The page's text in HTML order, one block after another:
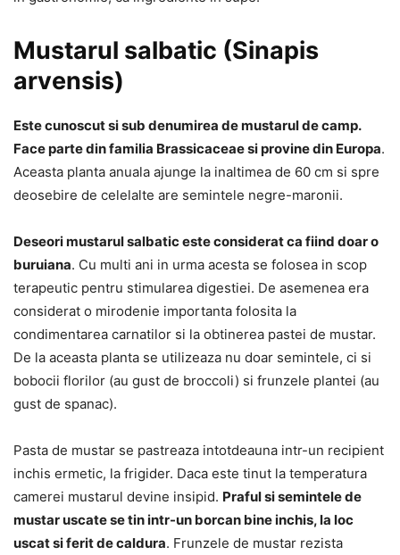
Mustarul salbatic (Sinapis
arvensis)
Este cunoscut si sub denumirea de mustarul de camp.
Face parte din familia Brassicaceae si provine din Europa.
Aceasta planta anuala ajunge la inaltimea de 60 cm si spre
deosebire de celelalte are semintele negre-maronii.
Deseori mustarul salbatic este considerat ca fiind doar o
buruiana. Cu multi ani in urma acesta se folosea in scop
terapeutic pentru stimularea digestiei. De asemenea era
considerat o mirodenie importanta folosita la
condimentarea carnatilor si la obtinerea pastei de mustar.
De la aceasta planta se utilizeaza nu doar semintele, ci si
bobocii florilor (au gust de broccoli) si frunzele plantei (au
gust de spanac).
Pasta de mustar se pastreaza intotdeauna intr-un recipient
inchis ermetic, la frigider. Daca este tinut la temperatura
camerei mustarul devine insipid. Praful si semintele de
mustar uscate se tin intr-un borcan bine inchis, la loc
uscat si ferit de caldura. Frunzele de mustar rezista